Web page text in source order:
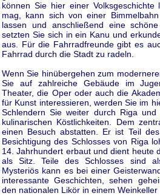
können Sie hier einer Volksgeschichte
mag, kann sich von einer
lassen und anschließend eine
setzten Sie sich in ein Kanu und
aus. Für die Fahrradfreunde gibt es
Fahrrad durch die Stadt zu radeln.
Wenn Sie hinübergehen zum
Sie auf zahlreiche Gebäude im
Theater, die Oper oder auch die
für Kunst interessieren, werden Sie im
Schlendern Sie weiter durch Riga
kulinarischen Köstlichkeiten. Dem
einen Besuch abstatten. Er ist Teil
Besichtigung des Schlosses von Riga
14. Jahrhundert erbaut und dient heute
als Sitz. Teile des Schlosses sind
Mysteriös kann es bei einer
interessante Geschichten, sehen
den nationalen Likör in einem Weinkeller